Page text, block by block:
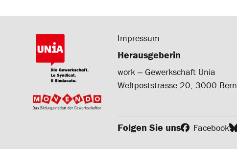
Impressum
Herausgeberin
work ‒ Gewerkschaft Unia
Weltpoststrasse 20, 3000 Bern
Folgen Sie uns Facebook